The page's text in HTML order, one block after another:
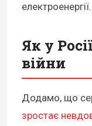
електроенергії.
Як у
війни
Додамо, що
зростає